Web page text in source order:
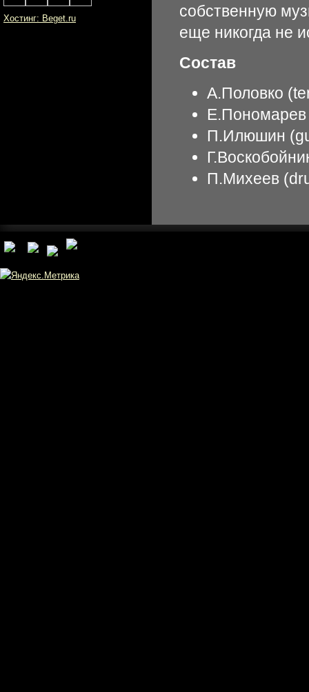
Хостинг: Beget.ru
собственную
еще никогда не
Состав
А.Половко
П.Илюшин
П.Михеев